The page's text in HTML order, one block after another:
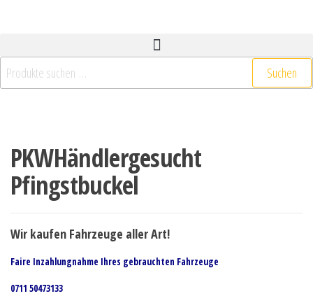
Suchen
PKWHändlergesucht
Pfingstbuckel
Wir kaufen Fahrzeuge aller Art!
Faire Inzahlungnahme Ihres gebrauchten Fahrzeuge
0711 50473133